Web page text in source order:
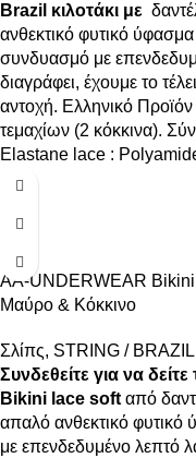
Brazil κιλοτάκι με
ανθεκτικό φυτικό
συνδυασμό με
διαγράφει, έχουμε το
αντοχή. Ελληνικό
τεμαχίων (2 κόκκινα).
Elastane lace :
AA-UNDERWEAR Bikini
Μαύρο & Κόκκινο
Σλίπς, STRING / BRAZIL
Συνδεθείτε για να δείτε
Bikini lace softαπό
απαλό ανθεκτικό
με επενδεδυμένο λεπτό